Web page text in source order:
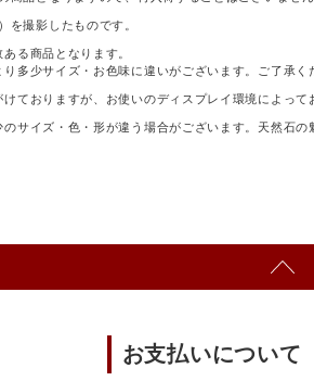
を撮影したものです。
る商品となります。
多少サイズ・お色味に違いがございます。ご了承く
ておりますが、お使いのディスプレイ環境によって
サイズ・色・形が違う場合がございます。天然石
お支払いについて